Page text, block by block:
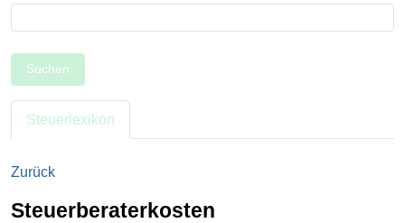
Suchen
Steuerlexikon
Zurück
Steuerberaterkosten